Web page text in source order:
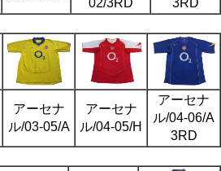
アーセナ
ル/03-05/A
アーセナ
ル/04-05/H
アーセナ
ル/04-06/A
3RD